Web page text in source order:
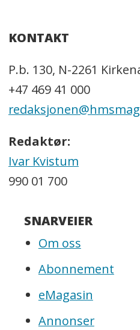
KONTAKT
P.b. 130, N-2261
+47 469 41 000
Redaktør:
Ivar Kvistum
990 01 700
SNARVEIER
Om oss
Abonnement
eMagasin
Annonser